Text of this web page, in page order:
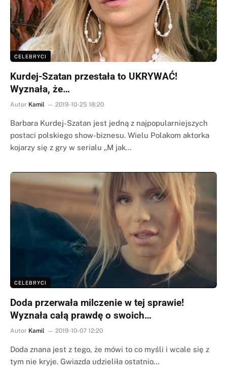
CELEBRYCI
Kurdej-Szatan przestała to UKRYWAĆ!
Wyznała, że…
Autor Kamil 2019-10-25 18:20
Barbara Kurdej-Szatan jest jedną z najpopularniejszych
postaci polskiego show-biznesu. Wielu Polakom aktorka
kojarzy się z gry w serialu „M jak…
CELEBRYCI
Doda przerwała milczenie w tej sprawie!
Wyznała całą prawdę o swoich…
Autor Kamil 2019-10-07 12:20
Doda znana jest z tego, że mówi to co myśli i wcale się z
tym nie kryje. Gwiazda udzieliła ostatnio…